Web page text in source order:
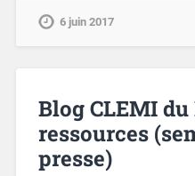
6 juin 2017
Blog CLEMI
ressources
presse)